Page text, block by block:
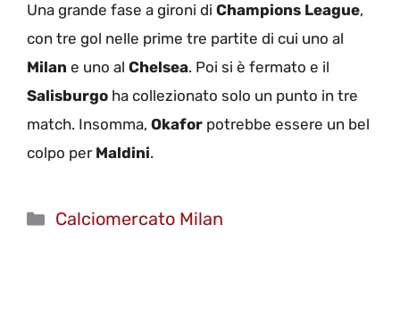
Una grande fase a gironi di Champions League,
con tre gol nelle prime tre partite di cui uno al
Milan e uno al Chelsea. Poi si è fermato e il
Salisburgo ha collezionato solo un punto in tre
match. Insomma, Okafor potrebbe essere un bel
colpo per Maldini.
Categorie
Calciomercato Milan